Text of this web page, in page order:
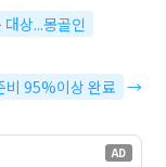
상...몽골인
비 95%이상 완료 →
AD